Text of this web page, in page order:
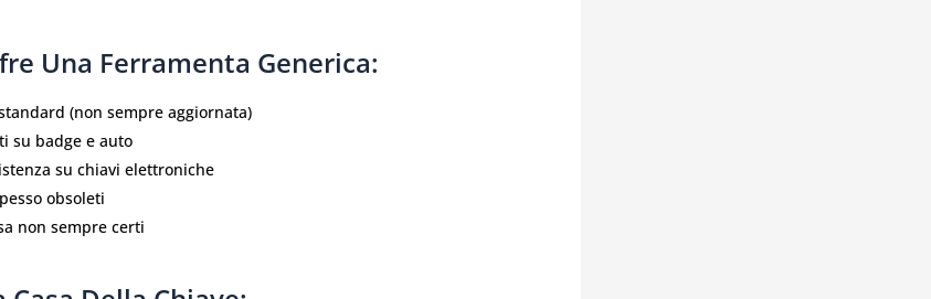
Una Ferramenta Generica:
(non sempre aggiornata)
su badge e auto
su chiavi elettroniche
obsoleti
non sempre certi